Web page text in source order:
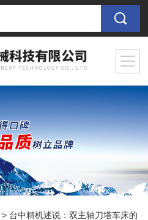
> 台中精机述说：双主轴刀塔车床的